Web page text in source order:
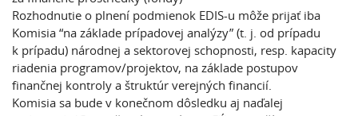
Rozhodnutie o plnení podmienok EDIS-u môže prijať iba
Komisia “na základe prípadovej analýzy” (t. j. od prípadu
k prípadu) národnej a sektorovej schopnosti, resp. kapacity
riadenia programov/projektov, na základe postupov
finančnej kontroly a štruktúr verejných financií.
Komisia sa bude v konečnom dôsledku aj naďalej